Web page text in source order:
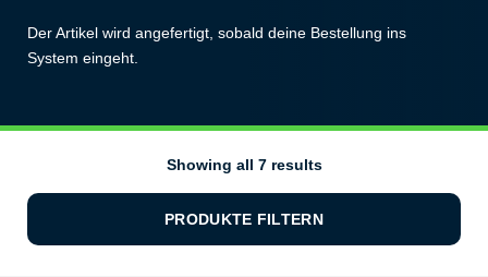
Der Artikel wird angefertigt, sobald deine Bestellung ins
System eingeht.
PRODUKTE FILTERN
Showing all 7 results